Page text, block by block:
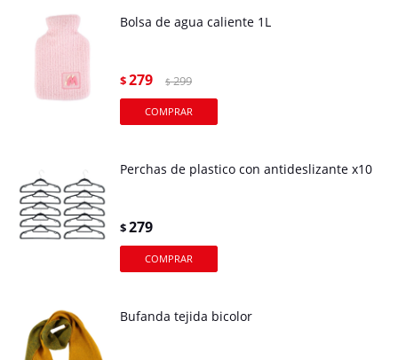
Bolsa de agua caliente 1L
$279 $ 299
Perchas de plastico con antideslizante x10
$279
Bufanda tejida bicolor